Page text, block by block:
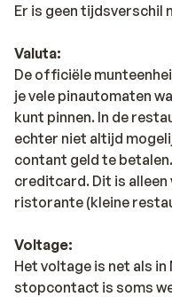
Er is geen tijdsverschil
Valuta:
De officiële
je vele pinautomaten
kunt pinnen. In de
echter niet altijd
contant geld te
creditcard. Dit is alleen
ristorante (kleine
Voltage:
Het voltage is net als
stopcontact is soms